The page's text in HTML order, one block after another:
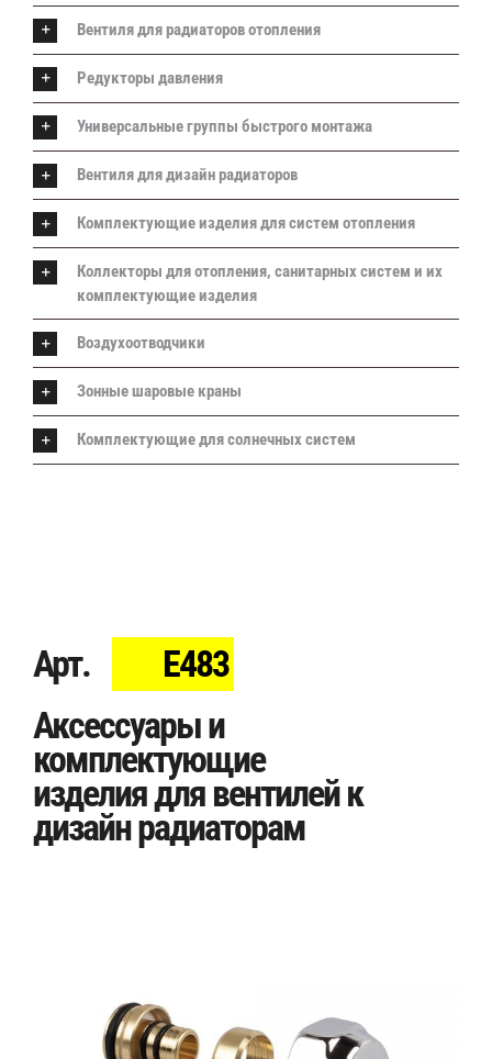
Арт.
E483
Аксессуары и
комплектующие
изделия для вентилей к
дизайн радиаторам
Вентиля для радиаторов отопления
Редукторы давления
Универсальные группы быстрого монтажа
Вентиля для дизайн радиаторов
Комплектующие изделия для систем отопления
Коллекторы для отопления, санитарных систем и их
комплектующие изделия
Воздухоотводчики
Зонные шаровые краны
Комплектующие для солнечных систем